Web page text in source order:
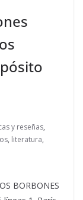
y reseñas,
, literatura,
BORBONES